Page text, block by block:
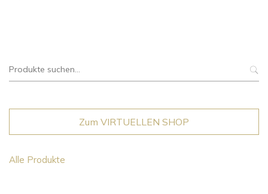
Suche
Zum VIRTUELLEN SHOP
Alle Produkte